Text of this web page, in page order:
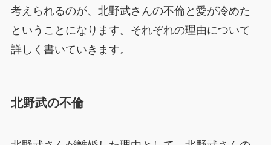
考えられるのが、北野武さんの不倫と愛が冷めた
ということになります。それぞれの理由について
詳しく書いていきます。
北野武の不倫